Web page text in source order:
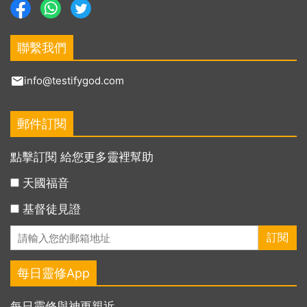
聯繫我們
info@testifygod.com
郵件訂閱
點擊訂閱 給您更多靈裡幫助
天國福音
基督徒見證
每日靈修App